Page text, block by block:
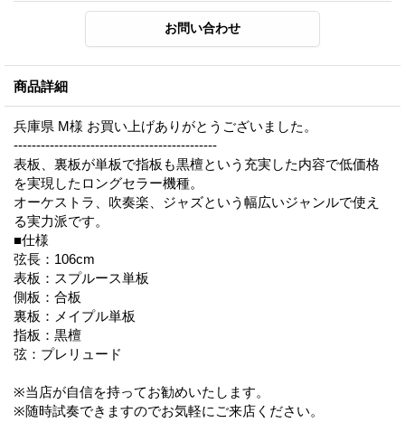
商品詳細
兵庫県 M様 お買い上げありがとうございました。
---------------------------------------------
表板、裏板が単板で指板も黒檀という充実した内容で低価格
を実現したロングセラー機種。
オーケストラ、吹奏楽、ジャズという幅広いジャンルで使え
る実力派です。
■仕様
弦長：106cm
表板：スプルース単板
側板：合板
裏板：メイプル単板
指板：黒檀
弦：プレリュード
※当店が自信を持ってお勧めいたします。
※随時試奏できますのでお気軽にご来店ください。